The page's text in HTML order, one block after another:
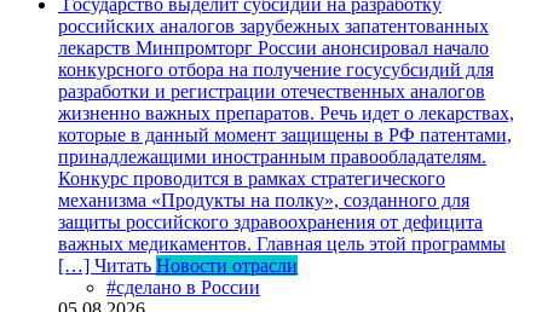
российских аналогов зарубежных запатентованных
лекарств Минпромторг России анонсировал начало
конкурсного отбора на получение госусубсидий для
разработки и регистрации отечественных аналогов
жизненно важных препаратов. Речь идет о лекарствах,
которые в данный момент защищены в РФ патентами,
принадлежащими иностранным правообладателям.
Конкурс проводится в рамках стратегического
механизма «Продукты на полку», созданного для
защиты российского здравоохранения от дефицита
важных медикаментов. Главная цель этой программы
[…] Читать Новости отрасли
#сделано в России